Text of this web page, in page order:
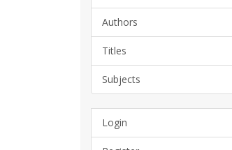
Authors
Titles
Subjects
Login